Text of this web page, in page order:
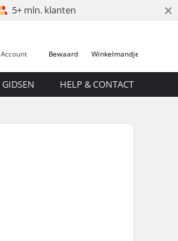
5+ mln. klanten ×
Winkelmandje
Bewaard
Account
GIDSEN HELP & CONTACT